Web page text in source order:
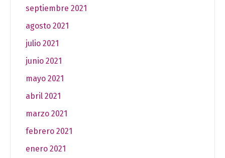
septiembre 2021
agosto 2021
julio 2021
junio 2021
mayo 2021
abril 2021
marzo 2021
febrero 2021
enero 2021